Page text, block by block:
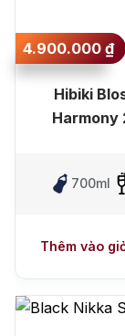
4.900.000₫
Hibiki
Harmony
700ml
Thêm vào